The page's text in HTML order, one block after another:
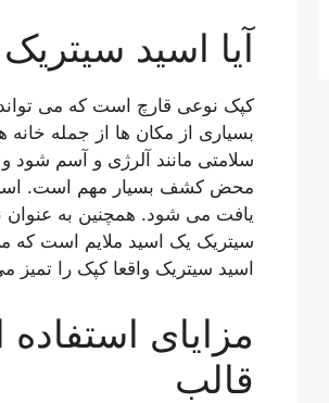
آیا اسید
کپک نوعی قارچ است که می
بسیاری از مکان ها از جمله
سلامتی مانند آلرژی و آسم شود
محض کشف بسیار مهم است. اسید
یافت می شود. همچنین به عنوان
سیتریک یک اسید ملایم است که
اسید سیتریک واقعا کپک را تمیز
مزایای
قالب